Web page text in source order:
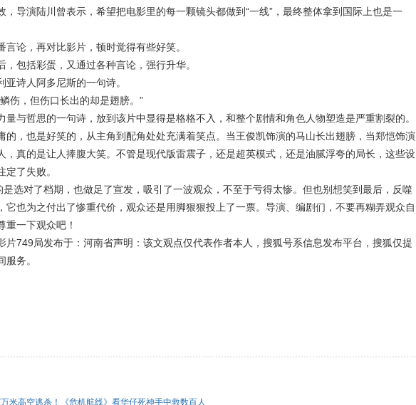
，导演陆川曾表示，希望把电影里的每一颗镜头都做到“一线”，最终整体拿到国际上也是一
言论，再对比影片，顿时觉得有些好笑。
，包括彩蛋，又通过各种言论，强行升华。
亚诗人阿多尼斯的一句诗。
伤，但伤口长出的却是翅膀。”
量与哲思的一句诗，放到该片中显得是格格不入，和整个剧情和角色人物塑造是严重割裂的。
的，也是好笑的，从主角到配角处处充满着笑点。当王俊凯饰演的马山长出翅膀，当郑恺饰演
，真的是让人捧腹大笑。不管是现代版雷震子，还是超英模式，还是油腻浮夸的局长，这些设
定了失败。
是选对了档期，也做足了宣发，吸引了一波观众，不至于亏得太惨。但也别想笑到最后，反噬
它也为之付出了惨重代价，观众还是用脚狠狠投上了一票。导演、编剧们，不要再糊弄观众自
重一下观众吧！
片749局发布于：河南省声明：该文观点仅代表作者本人，搜狐号系信息发布平台，搜狐仅提
服务。
米高空逃杀！《危机航线》看华仔死神手中救数百人